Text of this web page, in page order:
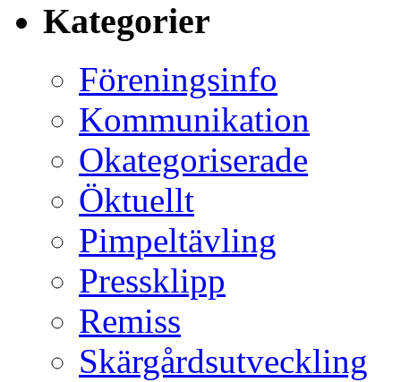
Kategorier
Föreningsinfo
Kommunikation
Okategoriserade
Öktuellt
Pimpeltävling
Pressklipp
Remiss
Skärgårdsutveckling